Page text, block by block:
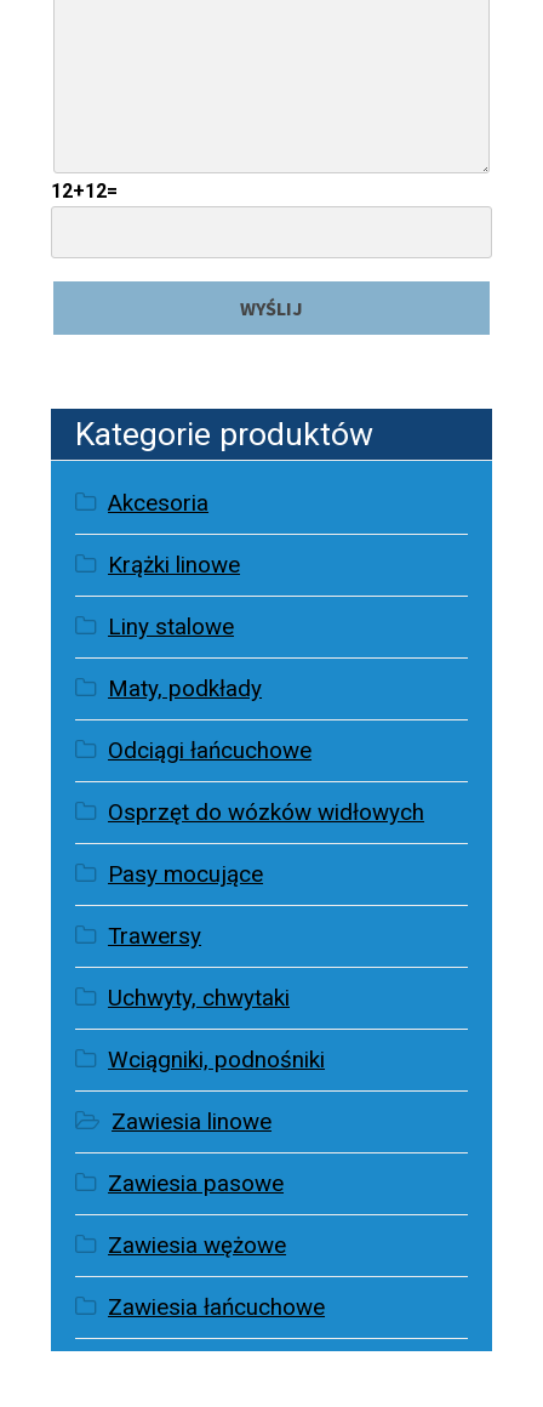
12+12=
Kategorie produktów
Akcesoria
Krążki linowe
Liny stalowe
Maty, podkłady
Odciągi łańcuchowe
Osprzęt do wózków widłowych
Pasy mocujące
Trawersy
Uchwyty, chwytaki
Wciągniki, podnośniki
Zawiesia linowe
Zawiesia pasowe
Zawiesia wężowe
Zawiesia łańcuchowe